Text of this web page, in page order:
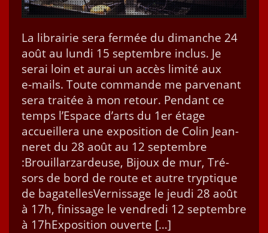
La librairie sera fer­mée du dimanche 24
août au lun­di 15 sep­tem­bre inclus. Je
serai loin et aurai un accès lim­ité aux
e‑mails. Toute com­mande me par­venant
sera traitée à mon retour. Pen­dant ce
temps l’E­space d’arts du 1er étage
accueillera une expo­si­tion de Col­in Jean­
neret du 28 août au 12 sep­tem­bre
:Brouil­larzardeuse, Bijoux de mur, Tré­
sors de bord de route et autre tryp­tique
de bagatellesVernissage le jeu­di 28 août
à 17h, finis­sage le ven­dre­di 12 sep­tem­bre
à 17hExpo­si­tion ouverte […]